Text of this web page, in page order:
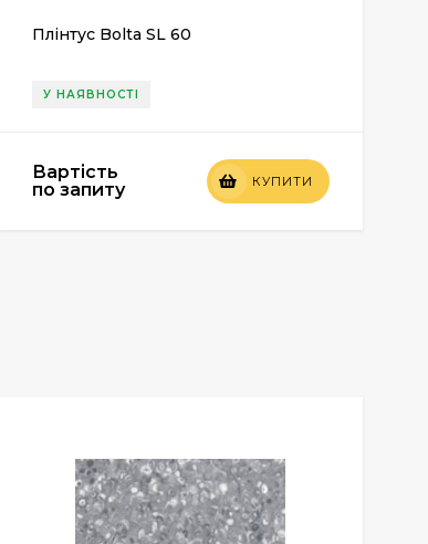
Плінтус Bolta SL 60
У НАЯВНОСТІ
Вартість
по запиту
КУПИТИ